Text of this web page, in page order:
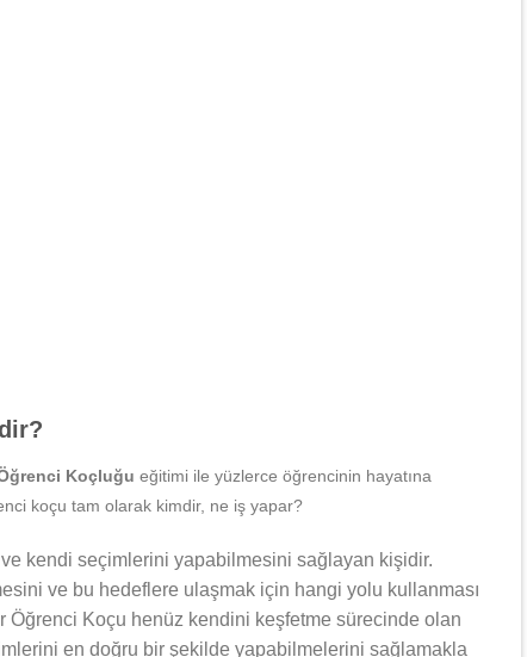
Koçluğu eğitimi ile yüzlerce öğrencinin hayatına
koçu tam olarak kimdir, ne iş yapar?
kendi seçimlerini yapabilmesini sağlayan kişidir.
ve bu hedeflere ulaşmak için hangi yolu kullanması
Öğrenci Koçu henüz kendini keşfetme sürecinde olan
en doğru bir şekilde yapabilmelerini sağlamakla